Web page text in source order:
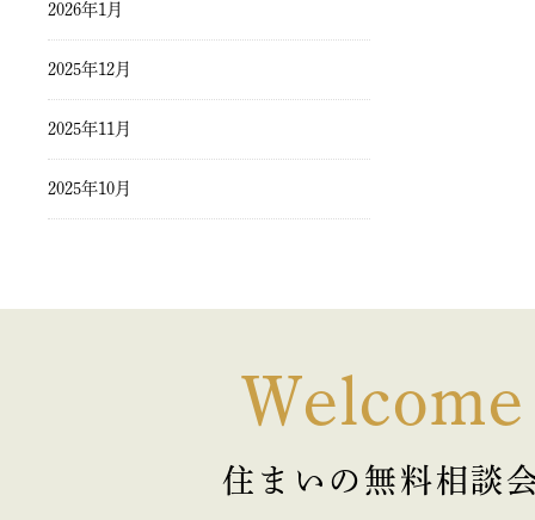
2026年1月
2025年12月
2025年11月
2025年10月
2025年8月
Welcome
住まいの無料相談